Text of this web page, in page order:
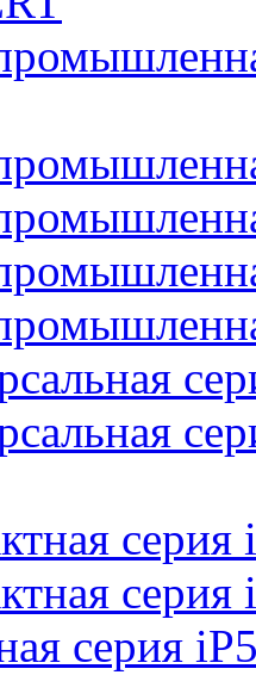
серия
серия
серия